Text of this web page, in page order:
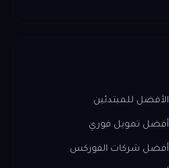
الأفضل للمبتدئين
أفضل تمويل فوري
أفضل شركات الفوركس